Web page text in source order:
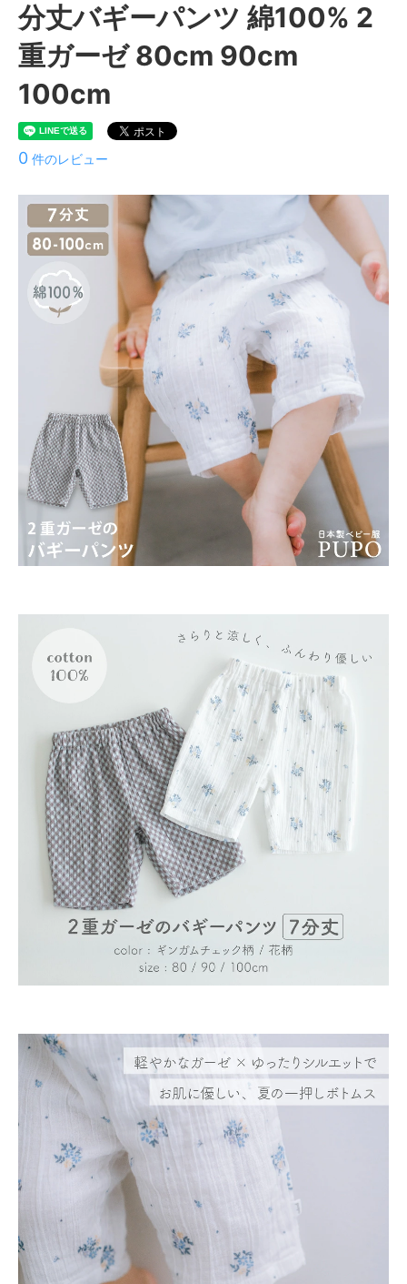
分丈バギーパンツ 綿100% 2
重ガーゼ 80cm 90cm
100cm
0 件のレビュー